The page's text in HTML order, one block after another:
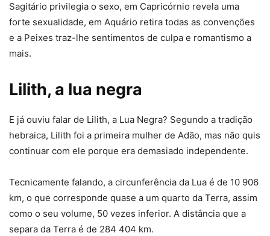
Sagitário privilegia o sexo, em Capricórnio revela uma
forte sexualidade, em Aquário retira todas as convenções
e a Peixes traz-lhe sentimentos de culpa e romantismo a
mais.
Lilith, a lua negra
E já ouviu falar de Lilith, a Lua Negra? Segundo a tradição
hebraica, Lilith foi a primeira mulher de Adão, mas não quis
continuar com ele porque era demasiado independente.
Tecnicamente falando, a circunferência da Lua é de 10 906
km, o que corresponde quase a um quarto da Terra, assim
como o seu volume, 50 vezes inferior. A distância que a
separa da Terra é de 284 404 km.